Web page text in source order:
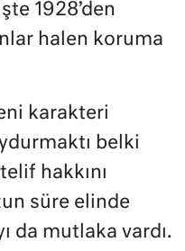
1928’den
halen koruma
karakteri
belki
hakkını
süre elinde
da mutlaka vardı.